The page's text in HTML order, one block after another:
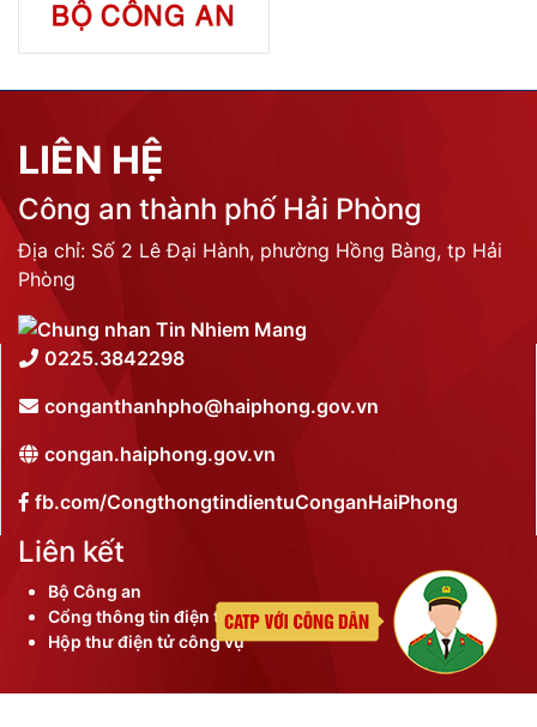
LIÊN HỆ
Công an thành phố Hải Phòng
Địa chỉ: Số 2 Lê Đại Hành, phường Hồng Bàng, tp Hải
Phòng
0225.3842298
conganthanhpho@haiphong.gov.vn
congan.haiphong.gov.vn
fb.com/CongthongtindientuConganHaiPhong
Liên kết
Bộ Công an
Cổng thông tin điện tử thành phố
Hộp thư điện tử công vụ